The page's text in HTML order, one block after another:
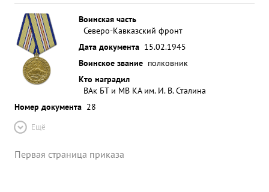
Воинская часть
Северо-Кавказский фронт
Дата документа 15.02.1945
Воинское звание полковник
Кто наградил
ВАк БТ и МВ КА им. И. В. Сталина
Номер документа 28
Ещё
Первая страница приказа